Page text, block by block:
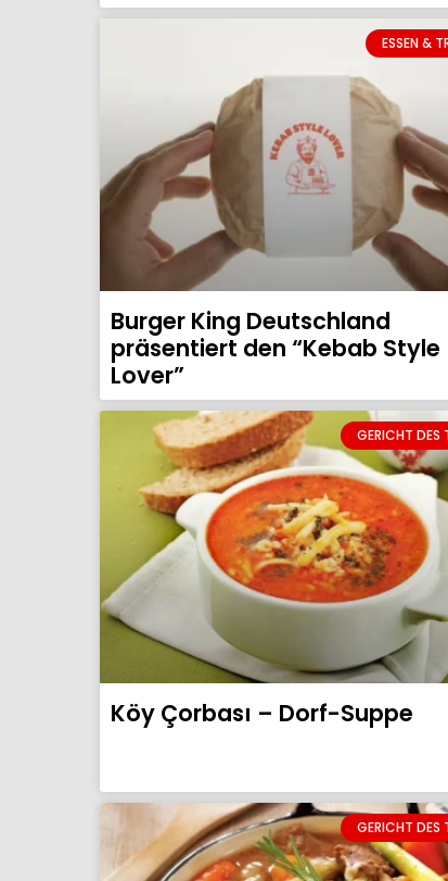
ESSEN &
Burger King Deutschland
präsentiert den “Kebab Style
Lover”
GERICHT DES
Köy Çorbası – Dorf-Suppe
GERICHT DES